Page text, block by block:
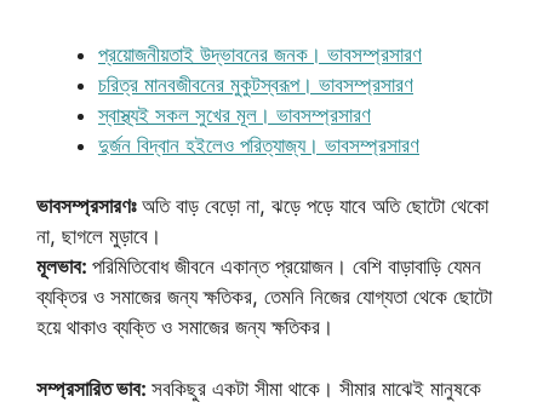
প্রয়োজনীয়তাই উদ্ভাবনের জনক। ভাবসম্প্রসারণ
চরিত্র মানবজীবনের মুকুটস্বরূপ। ভাবসম্প্রসারণ
স্বাস্থ্যই সকল সুখের মূল। ভাবসম্প্রসারণ
দুর্জন বিদ্বান হইলেও পরিত্যাজ্য। ভাবসম্প্রসারণ
ভাবসম্প্রসারণঃঅতি বাড় বেড়ো না, ঝড়ে পড়ে যাবে অতি ছোটো থেকো
না, ছাগলে মুড়াবে।
মূলভাব: পরিমিতিবোধ জীবনে একান্ত প্রয়োজন। বেশি বাড়াবাড়ি যেমন
ব্যক্তির ও সমাজের জন্য ক্ষতিকর, তেমনি নিজের যোগ্যতা থেকে ছোটো
হয়ে থাকাও ব্যক্তি ও সমাজের জন্য ক্ষতিকর।
সম্প্রসারিত ভাব: সবকিছুর একটা সীমা থাকে। সীমার মাঝেই মানুষকে